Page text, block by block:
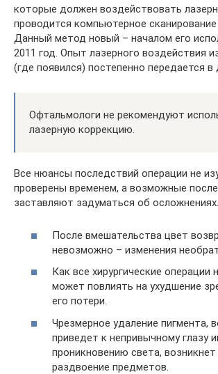
которые должен воздействовать
проводится компьютерное
Данный метод новый – началом его
2011 год. Опыт лазерного воздействия
(где появился) постепенно передается в
Офтальмологи не рекомендуют
лазерную коррекцию.
Все нюансы последствий операции не
проверены временем, а возможные
заставляют задуматься об осложнениях.
После вмешательства цвет
невозможно – изменения
Как все хирургические операции
может повлиять на ухудшение
его потери.
Чрезмерное удаление пигмента,
приведет к непривычному глазу
проникновению света,
раздвоение предметов.